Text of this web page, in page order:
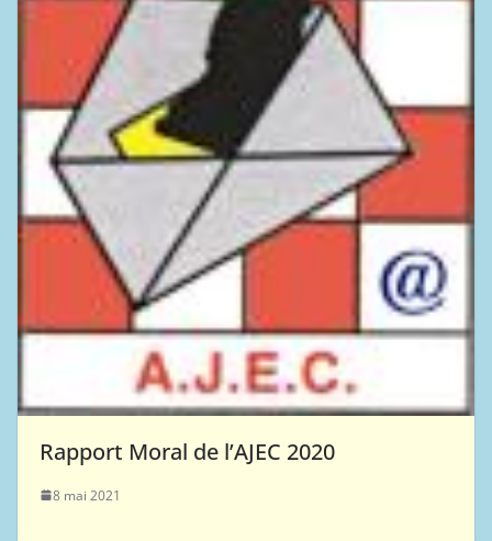
Rapport Moral de l’AJEC 2020
8 mai 2021